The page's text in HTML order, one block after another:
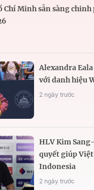
Chí Minh sẵn sàng
Alexandra
với danh hiệu
2 ngày trước
HLV Kim
quyết giúp
Indonesia
2 ngày trước